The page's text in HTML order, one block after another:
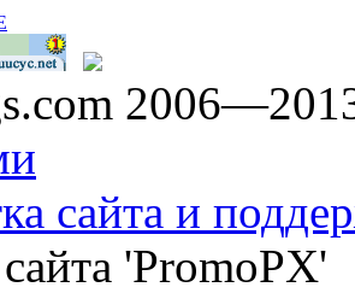
сайта и
'PromoPX'